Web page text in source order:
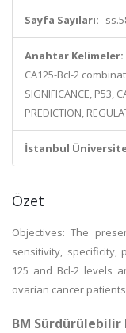
Sayfa Sayıları:
Anahtar Kelimeler:
CA125-Bcl-2
SIGNIFICANCE, P53,
PREDICTION,
İstanbul
Özet
Objectives: The
sensitivity, specificity,
125 and Bcl-2 levels
ovarian cancer
BM Sürdürülebilir